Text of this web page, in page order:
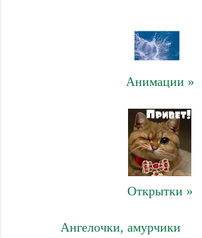
Анимации »
Открытки »
Ангелочки, амурчики